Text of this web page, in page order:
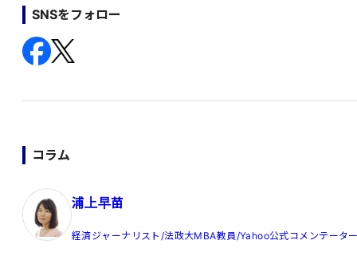
SNSをフォロー
コラム
浦上早苗
経済ジャーナリスト/法政大MBA教員/Yahoo公式コメンテータ